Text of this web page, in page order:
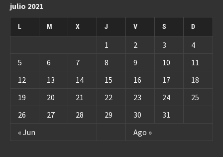
julio 2021
L M X J V S D
« Jun Ago »
1 2 3
4
5
6 7 8 9 10
11
12
13 14 15 16 17
18
19
20 21 22 23 24
25
26
27 28 29 30 31